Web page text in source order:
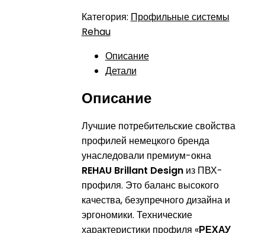
Категория: Профильные системы
Rehau
Описание
Детали
Описание
Лучшие потребительские свойства
профилей немецкого бренда
унаследовали премиум-окна
REHAU Brillant Designиз ПВХ-
профиля. Это баланс высокого
качества, безупречного дизайна и
эргономики. Технические
характеристики профиля «РЕХАУ